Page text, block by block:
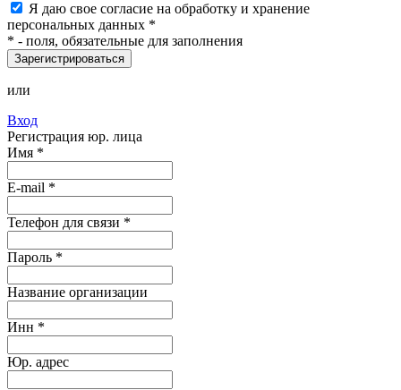
Я даю свое согласие на обработку и хранение
персональных данных *
* - поля, обязательные для заполнения
Зарегистрироваться
или
Вход
Регистрация юр. лица
Имя *
E-mail *
Телефон для связи *
Пароль *
Название организации
Инн *
Юр. адрес